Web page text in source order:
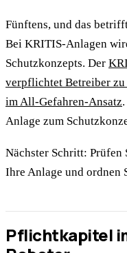
Fünftens, und das
Bei KRITIS-Anlagen
Schutzkonzepts. Der
verpflichtet Betreiber zu
im All-Gefahren-Ansatz
Anlage zum
Nächster Schritt: Prüfen
Ihre Anlage und ordnen
Pflichtkapitel